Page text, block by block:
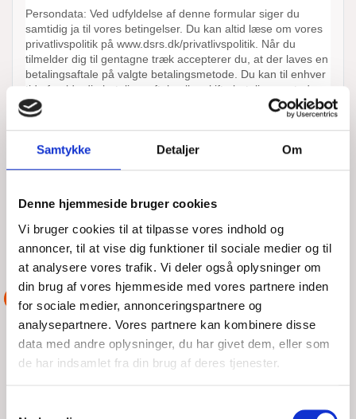
Samtykke Detaljer Om
Denne hjemmeside bruger cookies
Vi bruger cookies til at tilpasse vores indhold og
annoncer, til at vise dig funktioner til sociale medier og til
at analysere vores trafik. Vi deler også oplysninger om
din brug af vores hjemmeside med vores partnere inden
for sociale medier, annonceringspartnere og
analysepartnere. Vores partnere kan kombinere disse
data med andre oplysninger, du har givet dem, eller som
de har indsamlet fra din brug af deres tjenester.
ANDRE AKTIONER UDFØRT AFDSRS ASSENS-
LILLEBÆLT
MOTORSTOP
ASSISTANCE